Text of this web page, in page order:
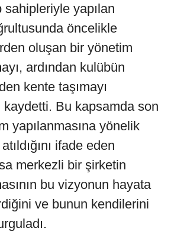
yapılan
öncelikle
oluşan bir yönetim
ardından kulübün
kente taşımayı
Bu kapsamda son
yapılanmasına yönelik
ifade eden
merkezli bir şirketin
bu vizyonun hayata
ve bunun kendilerini